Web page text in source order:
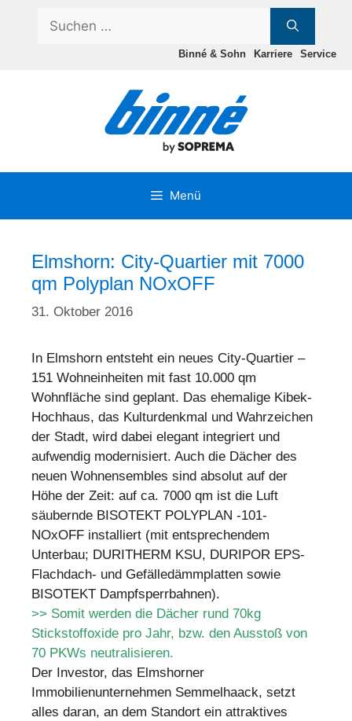
nach:
Binné & Sohn Karriere Service
Menü
Elmshorn: City-Quartier mit 7000
qm Polyplan NOxOFF
31. Oktober 2016
In Elmshorn entsteht ein neues City-Quartier –
151 Wohneinheiten mit fast 10.000 qm
Wohnfläche sind geplant. Das ehemalige Kibek-
Hochhaus, das Kulturdenkmal und Wahrzeichen
der Stadt, wird dabei elegant integriert und
aufwendig modernisiert. Auch die Dächer des
neuen Wohnensembles sind absolut auf der
Höhe der Zeit: auf ca. 7000 qm ist die Luft
säubernde BISOTEKT POLYPLAN -101-
NOxOFF installiert (mit entsprechendem
Unterbau; DURITHERM KSU, DURIPOR EPS-
Flachdach- und Gefälledämmplatten sowie
BISOTEKT Dampfsperrbahnen).
>> Somit werden die Dächer rund 70kg
Stickstoffoxide pro Jahr, bzw. den Ausstoß von
70 PKWs neutralisieren.
Der Investor, das Elmshorner
Immobilienunternehmen Semmelhaack, setzt
alles daran, an dem Standort ein attraktives